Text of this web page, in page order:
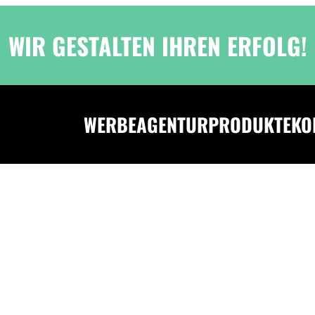
WIR GESTALTEN IHREN ERFOLG!
WERBEAGENTURPRODUKTE